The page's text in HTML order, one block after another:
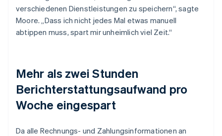
verschiedenen Dienstleistungen zu speichern“, sagte
Moore. „Dass ich nicht jedes Mal etwas manuell
abtippen muss, spart mir unheimlich viel Zeit.“
Mehr als zwei Stunden
Berichterstattungsaufwand pro
Woche eingespart
Da alle Rechnungs- und Zahlungsinformationen an